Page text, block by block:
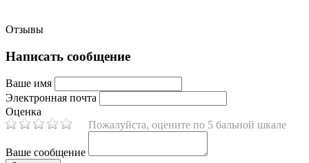
Отзывы
Написать сообщение
Ваше имя
Электронная почта
Оценка
Пожалуйста, оцените по 5 бальной шкале
Ваше сообщение